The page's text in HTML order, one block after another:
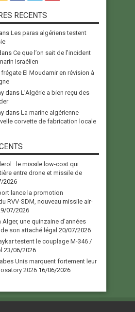
RECENTS
Les paras algériens testent
Ce que l’on sait de l’incident
Israélien
frégate El Moudamir en révision à
dans L’Algérie a bien reçu des
dans La marine algérienne
corvette de fabrication locale
: le missile low-cost qui
entre drone et missile de
2026
lance la promotion
RVV-SDM, nouveau missile air-
07/2026
Alger, une quinzaine d’années
son attaché légal 20/07/2026
testent le couplage M-346 /
23/06/2026
Unis marquent fortement leur
2026 16/06/2026